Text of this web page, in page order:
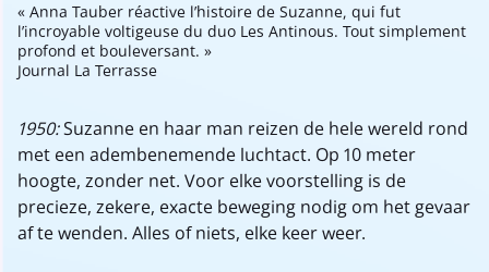
« Anna Tauber réactive l’histoire de Suzanne, qui fut
l’incroyable voltigeuse du duo Les Antinous. Tout simplement
profond et bouleversant. »
Journal La Terrasse
1950:Suzanne en haar man reizen de hele wereld rond
met een adembenemende luchtact. Op 10 meter
hoogte, zonder net. Voor elke voorstelling is de
precieze, zekere, exacte beweging nodig om het gevaar
af te wenden. Alles of niets, elke keer weer.